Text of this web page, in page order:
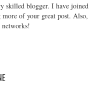
skilled blogger. I have joined
of your great post. Also,
networks!